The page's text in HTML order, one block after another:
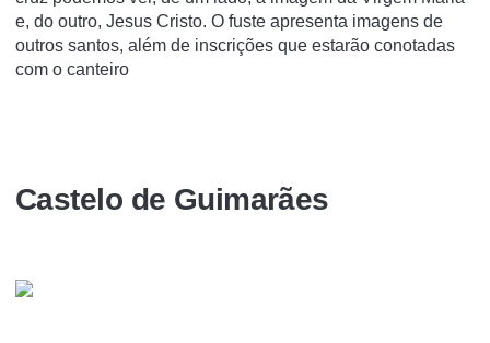
e, do outro, Jesus Cristo. O fuste apresenta imagens de
outros santos, além de inscrições que estarão conotadas
com o canteiro
Castelo de Guimarães